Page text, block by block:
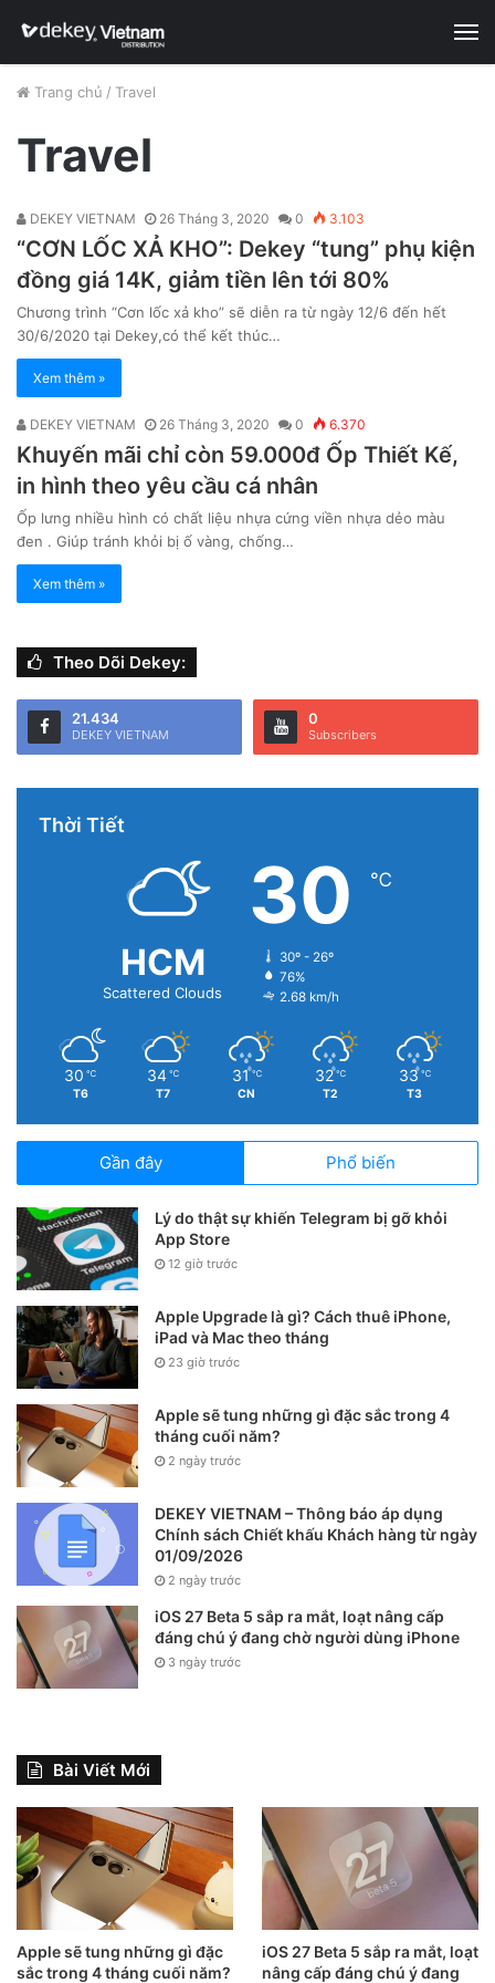
Trang chủ / Travel
Travel
DEKEY VIETNAM 26 Tháng 3, 2020 0 3.103
“CƠN LỐC XẢ KHO”: Dekey “tung” phụ kiện
đồng giá 14K, giảm tiền lên tới 80%
Chương trình “Cơn lốc xả kho” sẽ diễn ra từ ngày 12/6 đến hết
30/6/2020 tại Dekey,có thể kết thúc…
Xem thêm »
DEKEY VIETNAM 26 Tháng 3, 2020 0 6.370
Khuyến mãi chỉ còn 59.000đ Ốp Thiết Kế,
in hình theo yêu cầu cá nhân
Ốp lưng nhiều hình có chất liệu nhựa cứng viền nhựa dẻo màu
đen . Giúp tránh khỏi bị ố vàng, chống…
Xem thêm »
Theo Dõi Dekey:
21.434
DEKEY VIETNAM
0
Subscribers
Thời Tiết
HCM
Scattered Clouds
30 ℃
30º - 26º
76%
2.68 km/h
30 ℃
T6
34 ℃
T7
31 ℃
CN
32 ℃
T2
33 ℃
T3
Gần đây Phổ biến
Lý do thật sự khiến Telegram bị gỡ khỏi
App Store
12 giờ trước
Apple Upgrade là gì? Cách thuê iPhone,
iPad và Mac theo tháng
23 giờ trước
Apple sẽ tung những gì đặc sắc trong 4
tháng cuối năm?
2 ngày trước
DEKEY VIETNAM – Thông báo áp dụng
Chính sách Chiết khấu Khách hàng từ ngày
01/09/2026
2 ngày trước
iOS 27 Beta 5 sắp ra mắt, loạt nâng cấp
đáng chú ý đang chờ người dùng iPhone
3 ngày trước
Bài Viết Mới
Apple sẽ tung những gì đặc
sắc trong 4 tháng cuối năm?
iOS 27 Beta 5 sắp ra mắt, loạt
nâng cấp đáng chú ý đang